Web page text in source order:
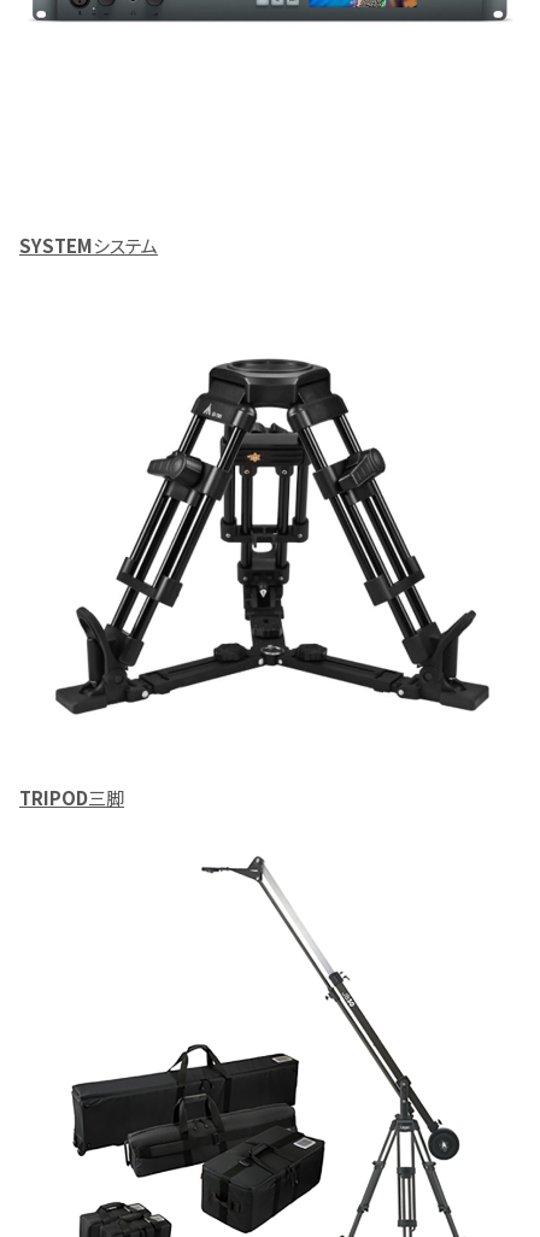
SYSTEMシステム
TRIPOD三脚